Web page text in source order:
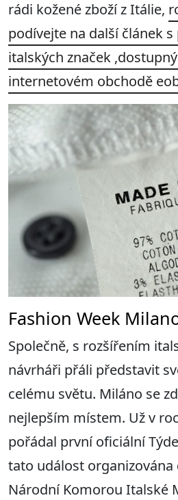
rádi kožené zboží z Itálie,
podívejte na další článek
italských značek
internetovém obchodě
Fashion Week
Společně, s rozšířením
návrháři přáli představit
celému světu. Miláno se
nejlepším místem. Už v
pořádal první oficiální
tato událost
Národní Komorou Italské